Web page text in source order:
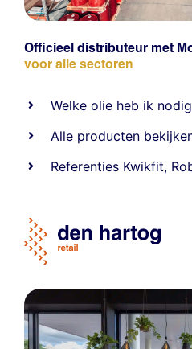
Officieel distributeur met
voor alle sectoren
Welke olie heb ik nodig
Alle producten
Referenties Kwikfit,